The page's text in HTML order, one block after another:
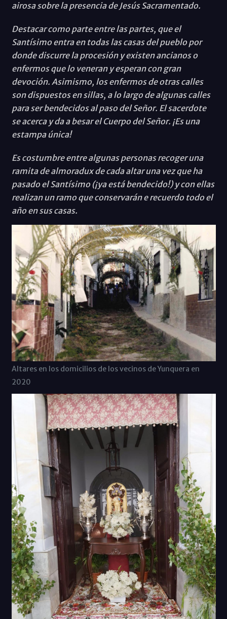
airosa sobre la presencia de Jesús Sacramentado.
Destacar como parte entre las partes, que el
Santísimo entra en todas las casas del pueblo por
donde discurre la procesión y existen ancianos o
enfermos que lo veneran y esperan con gran
devoción. Asimismo, los enfermos de otras calles
son dispuestos en sillas, a lo largo de algunas calles
para ser bendecidos al paso del Señor. El sacerdote
se acerca y da a besar el Cuerpo del Señor. ¡Es una
estampa única!
Es costumbre entre algunas personas recoger una
ramita de almoradux de cada altar una vez que ha
pasado el Santísimo (¡ya está bendecido!) y con ellas
realizan un ramo que conservarán e recuerdo todo el
año en sus casas.
Altares en los domicilios de los vecinos de Yunquera en
2020